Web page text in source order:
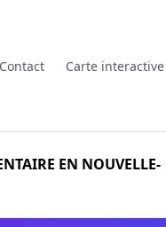
Contact Carte interactive
EN NOUVELLE-